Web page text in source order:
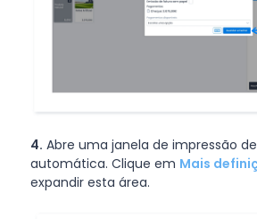
4. Abre uma janela de impressão
automática. Clique em Mais
expandir esta área.